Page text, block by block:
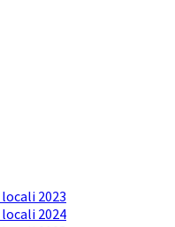
2023
2024